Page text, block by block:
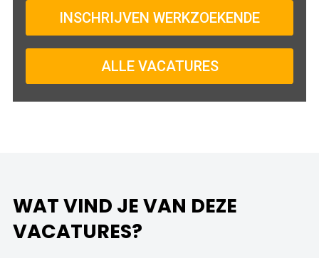
INSCHRIJVEN WERKZOEKENDE
ALLE VACATURES
WAT VIND JE VAN DEZE
VACATURES?